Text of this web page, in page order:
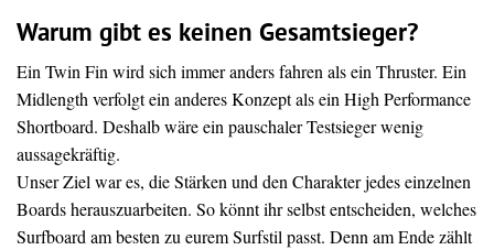
Warum gibt es keinen Gesamtsieger?
Ein Twin Fin wird sich immer anders fahren als ein Thruster. Ein
Midlength verfolgt ein anderes Konzept als ein High Performance
Shortboard. Deshalb wäre ein pauschaler Testsieger wenig
aussagekräftig.
Unser Ziel war es, die Stärken und den Charakter jedes einzelnen
Boards herauszuarbeiten. So könnt ihr selbst entscheiden, welches
Surfboard am besten zu eurem Surfstil passt. Denn am Ende zählt